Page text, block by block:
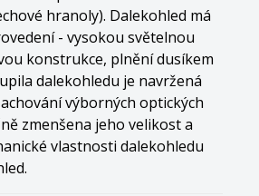
hranoly). Dalekohled má
- vysokou světelnou
konstrukce, plnění dusíkem
dalekohledu je navržená
výborných optických
zmenšena jeho velikost a
vlastnosti dalekohledu